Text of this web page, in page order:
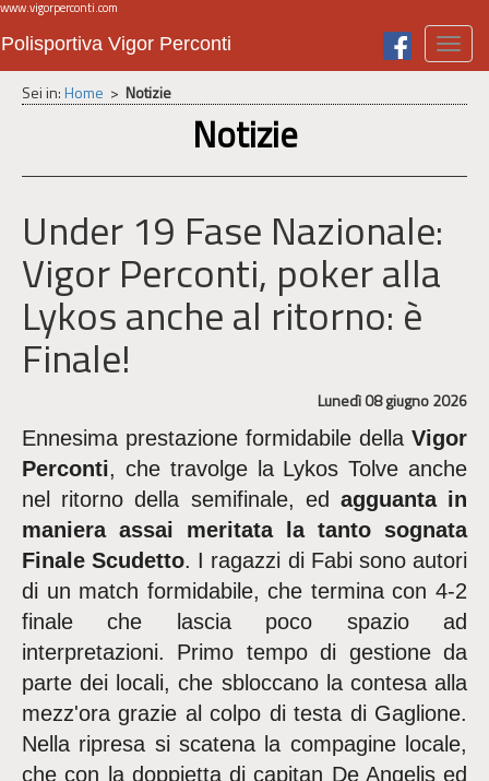
www.vigorperconti.com
Polisportiva Vigor Perconti
Sei in:Home > Notizie
Notizie
Under 19 Fase Nazionale:
Vigor Perconti, poker alla
Lykos anche al ritorno: è
Finale!
Lunedì 08 giugno 2026
Ennesima prestazione formidabile della Vigor
Perconti, che travolge la Lykos Tolve anche
nel ritorno della semifinale, ed agguanta in
maniera assai meritata la tanto sognata
Finale Scudetto. I ragazzi di Fabi sono autori
di un match formidabile, che termina con 4-2
finale che lascia poco spazio ad
interpretazioni. Primo tempo di gestione da
parte dei locali, che sbloccano la contesa alla
mezz'ora grazie al colpo di testa di Gaglione.
Nella ripresa si scatena la compagine locale,
che con la doppietta di capitan De Angelis ed